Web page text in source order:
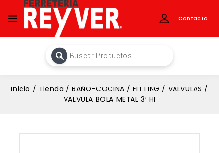
Contacto
Inicio / Tienda / BAÑO-COCINA / FITTING / VALVULAS /
VALVULA BOLA METAL 3′ HI